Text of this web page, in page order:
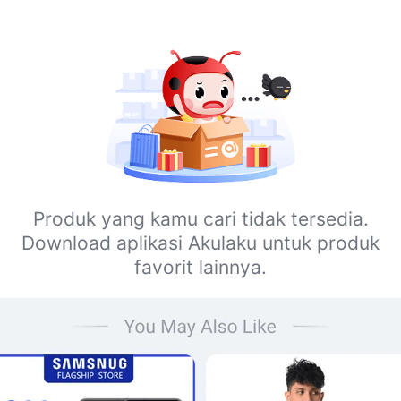
Produk yang kamu cari tidak tersedia.
Download aplikasi Akulaku untuk produk
favorit lainnya.